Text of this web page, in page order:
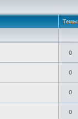
Темы
0
0
0
0